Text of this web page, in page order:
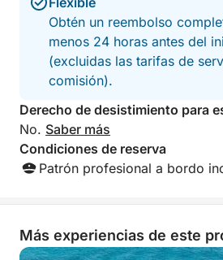
excursión regresa al puerto
dejándole recuerdos
costeros ocultos de Cerdeña.
Obtén un reembolso
menos 24 horas antes del
(excluidas las tarifas de
comisión).
Derecho de desistimiento para
No. Saber más
Condiciones de reserva
Patrón profesional a bordo
Más experiencias de este